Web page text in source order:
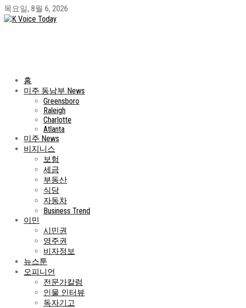
목요일, 8월 6, 2026
홈
미주 동남부 News
Greensboro
Raleigh
Charlotte
Atlanta
미주 News
비지니스
보험
세금
부동산
식당
자동차
Business Trend
이민
시민권
영주권
비자정보
뉴스툰
오피니언
전문가칼럼
인물 인터뷰
독자기고